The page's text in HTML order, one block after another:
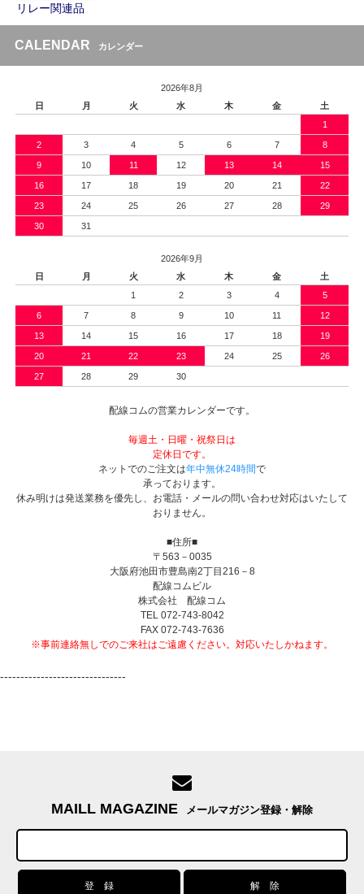
リレー関連品
CALENDAR カレンダー
2026年8月
日
月 火 水 木 金
土
1
2 3 4 5 6 7 8
9 10 11 12 13 14 15
16 17 18 19 20 21 22
23 24 25 26 27 28 29
30 31
2026年9月
日
月 火 水 木 金
土
1
2 3 4 5
6 7 8 9 10 11 12
13 14 15 16 17 18 19
20 21 22 23 24 25 26
27 28 29 30
配線コムの営業カレンダーです。
毎週土・日曜・祝祭日は
定休日です。
ネットでのご注文は年中無休24時間で
承っております。
休み明けは発送業務を優先し、お電話・メールの問い合わせ対応はいたして
おりません。
■住所■
〒563－0035
大阪府池田市豊島南2丁目216－8
配線コムビル
株式会社 配線コム
TEL 072-743-8042
FAX 072-743-7636
※事前連絡無しでのご来社はご遠慮ください。対応いたしかねます。
-------------------------------
MAILL MAGAZINE メールマガジン登録・解除